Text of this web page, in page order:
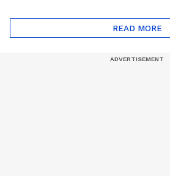
വിശേഷങ്ങളുമായി
READ MORE